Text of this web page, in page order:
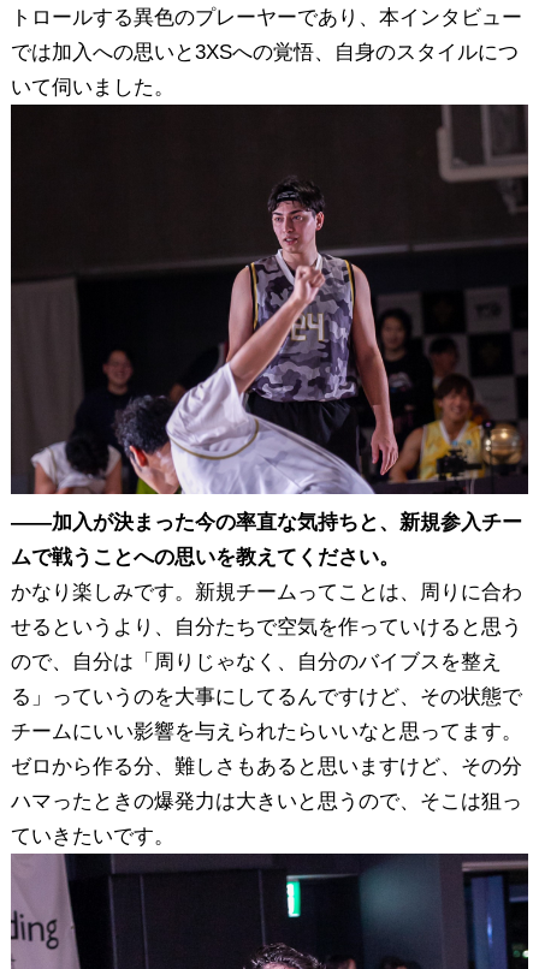
トロールする異色のプレーヤーであり、本インタビュー
では加入への思いと3XSへの覚悟、自身のスタイルにつ
いて伺いました。
――加入が決まった今の率直な気持ちと、新規参入チー
ムで戦うことへの思いを教えてください。
かなり楽しみです。新規チームってことは、周りに合わ
せるというより、自分たちで空気を作っていけると思う
ので、自分は「周りじゃなく、自分のバイブスを整え
る」っていうのを大事にしてるんですけど、その状態で
チームにいい影響を与えられたらいいなと思ってます。
ゼロから作る分、難しさもあると思いますけど、その分
ハマったときの爆発力は大きいと思うので、そこは狙っ
ていきたいです。